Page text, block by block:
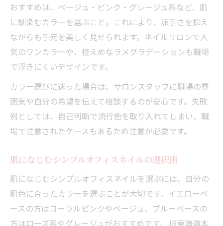
体験
通勤中も崩れにくいオフィスネイルのポイ
ント
ホットペッパービューティーで失敗しない
オフィスネイル探し
口コミ活用で自分に合うシンプルネイルサ
ロン発見
お直し対応可能な店舗選びで安心のオフィ
予約時に確認したいホットペッパーの活用
おすすめは、ベージュ・ピンク・グレージュ系など、肌
に馴染むカラーを選ぶこと。これにより、派手さを抑え
ながらも手元を美しく見せられます。ネイルサロンで人
気のワンカラーや、控えめなラメグラデーションも職場
で浮きにくいデザインです。
カラー選びに迷った場合は、サロンスタッフに職場の雰
囲気や自分の希望を伝えて相談するのが安心です。失敗
例としては、自己判断で流行色を取り入れてしまい、職
場で注意されたケースもあるため注意が必要です。
肌になじむシンプルオフィスネイルの選択術
肌になじむシンプルオフィスネイルを選ぶには、自分の
肌色に合ったカラーを選ぶことが大切です。イエローベ
ースの方はコーラルピンクやベージュ、ブルーベースの
方はローズ系やグレージュがおすすめです。JR東海道本